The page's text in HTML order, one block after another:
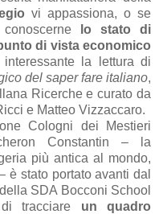
vi appassiona, o se
lo stato di
di vista economico
la lettura di
del saper fare italiano,
Ricerche e curato da
e Matteo Vizzaccaro.
Cologni dei Mestieri
Constantin – la
più antica al mondo,
è stato portato avanti dal
SDA Bocconi School
tracciare un quadro